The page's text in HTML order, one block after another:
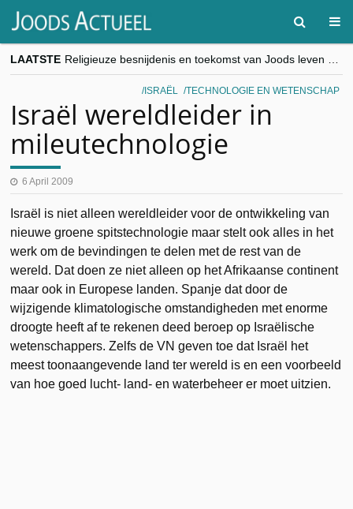
LAATSTE
“Besnijdenisdebat toont hoe moeilijk seculiere Westen minderheden begrijpt”, Jinnih Beels (Vooruit)
CITYTRIP | ROEMENIË – Boekarest: de verrassing van Oost-Europa
ISRAËL TECHNOLOGIE EN WETENSCHAP
Israël wereldleider in
mileutechnologie
6 April 2009
Israël is niet alleen wereldleider voor de ontwikkeling van
nieuwe groene spitstechnologie maar stelt ook alles in het
werk om de bevindingen te delen met de rest van de
wereld. Dat doen ze niet alleen op het Afrikaanse continent
maar ook in Europese landen. Spanje dat door de
wijzigende klimatologische omstandigheden met enorme
droogte heeft af te rekenen deed beroep op Israëlische
wetenschappers. Zelfs de VN geven toe dat Israël het
meest toonaangevende land ter wereld is en een voorbeeld
van hoe goed lucht- land- en waterbeheer er moet uitzien.